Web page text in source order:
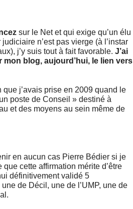
sur le Net et qui exige qu’un élu
n’est pas vierge (à l’instar
j’y suis tout à fait favorable. J’ai
blog, aujourd’hui, le lien vers
j’avais prise en 2009 quand le
poste de Conseil » destiné à
et des moyens au sein même de
en aucun cas Pierre Bédier si je
cette affirmation mérite d’être
définitivement validé 5
de Décil, une de l’UMP, une de